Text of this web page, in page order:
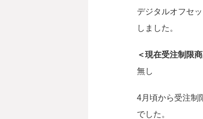
デジタルオフセ
しました。
＜現在受注制限
無し
4月頃から受注制
でした。